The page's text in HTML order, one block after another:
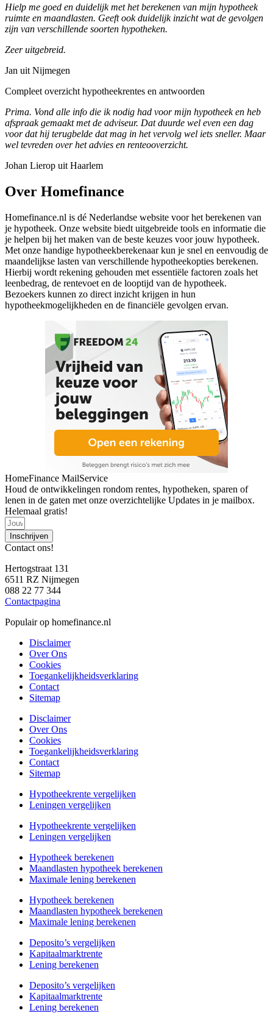
Hielp me goed en duidelijk met het berekenen van mijn hypotheek
ruimte en maandlasten. Geeft ook duidelijk inzicht wat de gevolgen
zijn van verschillende soorten hypotheken.
Zeer uitgebreid.
Jan uit Nijmegen
Compleet overzicht hypotheekrentes en antwoorden
Prima. Vond alle info die ik nodig had voor mijn hypotheek en heb
afspraak gemaakt met de adviseur. Dat duurde wel even een dag
voor dat hij terugbelde dat mag in het vervolg wel iets sneller. Maar
wel tevreden over het advies en renteooverzicht.
Johan Lierop uit Haarlem
Over Homefinance
Homefinance.nl is dé Nederlandse website voor het berekenen van
je hypotheek. Onze website biedt uitgebreide tools en informatie die
je helpen bij het maken van de beste keuzes voor jouw hypotheek.
Met onze handige hypotheekberekenaar kun je snel en eenvoudig de
maandelijkse lasten van verschillende hypotheekopties berekenen.
Hierbij wordt rekening gehouden met essentiële factoren zoals het
leenbedrag, de rentevoet en de looptijd van de hypotheek.
Bezoekers kunnen zo direct inzicht krijgen in hun
hypotheekmogelijkheden en de financiële gevolgen ervan.
HomeFinance MailService
Houd de ontwikkelingen rondom rentes, hypotheken, sparen of
lenen in de gaten met onze overzichtelijke Updates in je mailbox.
Helemaal gratis!
Inschrijven
Contact ons!
Hertogstraat 131
6511 RZ Nijmegen
088 22 77 344
Contactpagina
Populair op homefinance.nl
Disclaimer
Over Ons
Cookies
Toegankelijkheidsverklaring
Contact
Sitemap
Disclaimer
Over Ons
Cookies
Toegankelijkheidsverklaring
Contact
Sitemap
Hypotheekrente vergelijken
Leningen vergelijken
Hypotheekrente vergelijken
Leningen vergelijken
Hypotheek berekenen
Maandlasten hypotheek berekenen
Maximale lening berekenen
Hypotheek berekenen
Maandlasten hypotheek berekenen
Maximale lening berekenen
Deposito’s vergelijken
Kapitaalmarktrente
Lening berekenen
Deposito’s vergelijken
Kapitaalmarktrente
Lening berekenen